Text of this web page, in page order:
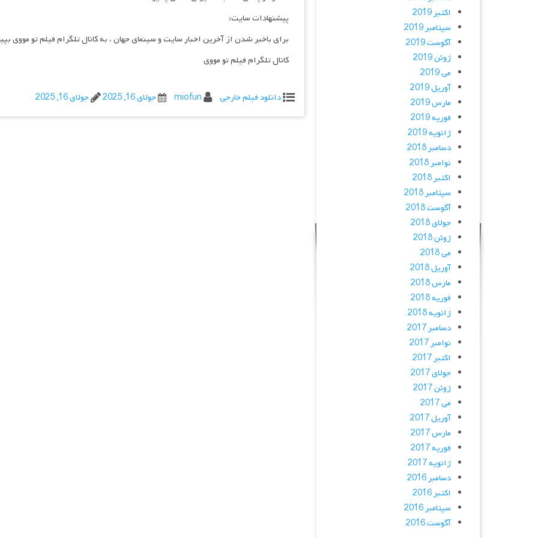
پیشنهادات سایت:
برای باخبر شدن از آخرین اخبار سایت و سینمای جهان ، به کانال تلگرام فیلم تو مووی
کانال تلگرام فیلم تو مووی
دانلود فیلم خارجی miofun جولای 16, 2025 جولای 16, 2025
اکتبر 2019
سپتامبر 2019
آگوست 2019
ژوئن 2019
می 2019
آوریل 2019
مارس 2019
فوریه 2019
ژانویه 2019
دسامبر 2018
نوامبر 2018
اکتبر 2018
سپتامبر 2018
آگوست 2018
جولای 2018
ژوئن 2018
می 2018
آوریل 2018
مارس 2018
فوریه 2018
ژانویه 2018
دسامبر 2017
نوامبر 2017
اکتبر 2017
جولای 2017
ژوئن 2017
می 2017
آوریل 2017
مارس 2017
فوریه 2017
ژانویه 2017
دسامبر 2016
اکتبر 2016
سپتامبر 2016
آگوست 2016